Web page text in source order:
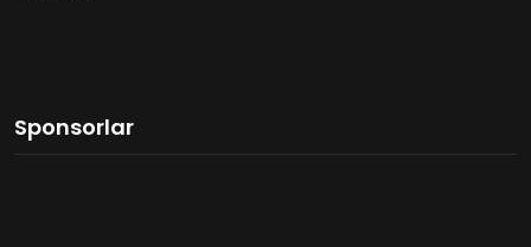
Sponsorlar